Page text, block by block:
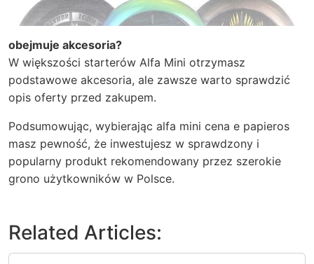
obejmuje akcesoria?
W większości starterów Alfa Mini otrzymasz
podstawowe akcesoria, ale zawsze warto sprawdzić
opis oferty przed zakupem.
Podsumowując, wybierając alfa mini cena e papieros
masz pewność, że inwestujesz w sprawdzony i
popularny produkt rekomendowany przez szerokie
grono użytkowników w Polsce.
Related Articles: